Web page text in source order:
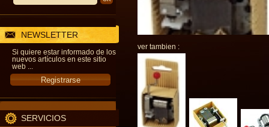
NEWSLETTER
Si quiere estar informado de los
nuevos artículos en este sitio
web ...
SERVICIOS
ver tambien :